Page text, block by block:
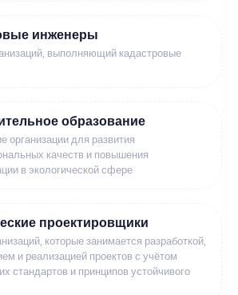
инженеры
выполняющий кадастровые
образование
для развития
качеств и повышения
в экологической сфере
проектировщики
которые занимается разработкой,
и реализацией проектов с учётом
стандартов и принципов устойчивого